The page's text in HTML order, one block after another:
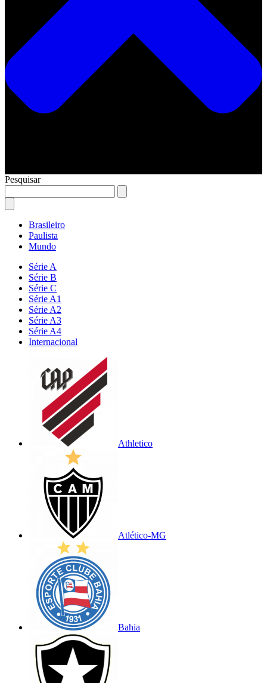
Pesquisar
Brasileiro
Paulista
Mundo
Série A
Série B
Série C
Série A1
Série A2
Série A3
Série A4
Internacional
Athletico
Atlético-MG
Bahia